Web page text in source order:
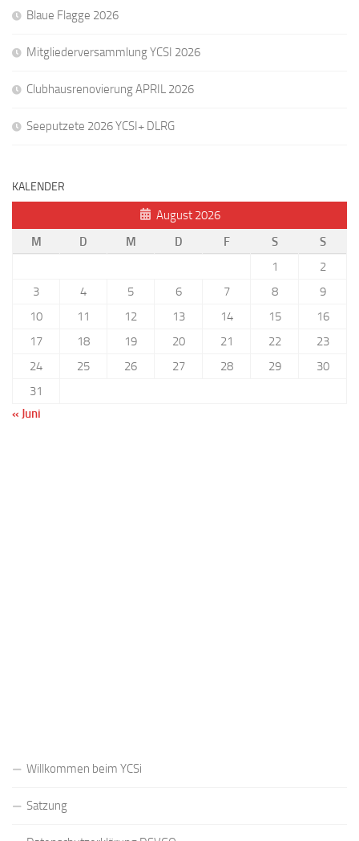
Blaue Flagge 2026
Mitgliederversammlung YCSI 2026
Clubhausrenovierung APRIL 2026
Seeputzete 2026 YCSI+ DLRG
KALENDER
August 2026
M
D M D F S
S
1
2
3
4 5 6 7 8
9
10
11 12 13 14 15
16
17
18 19 20 21 22
23
24
25 26 27 28 29
30
31
« Juni
Willkommen beim YCSi
Satzung